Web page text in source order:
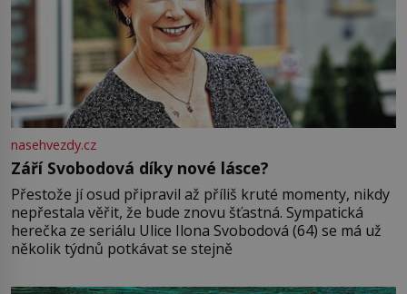
nasehvezdy.cz
Září Svobodová díky nové lásce?
Přestože jí osud připravil až příliš kruté momenty, nikdy
nepřestala věřit, že bude znovu šťastná. Sympatická
herečka ze seriálu Ulice Ilona Svobodová (64) se má už
několik týdnů potkávat se stejně